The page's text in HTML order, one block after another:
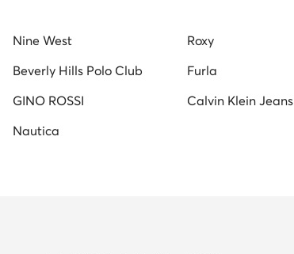
Nine West Roxy
Beverly Hills Polo Club Furla
GINO ROSSI Calvin Klein Jeans
Nautica